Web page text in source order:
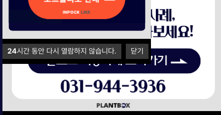
24시간 동안 다시 열람하지 않습니다. 닫기